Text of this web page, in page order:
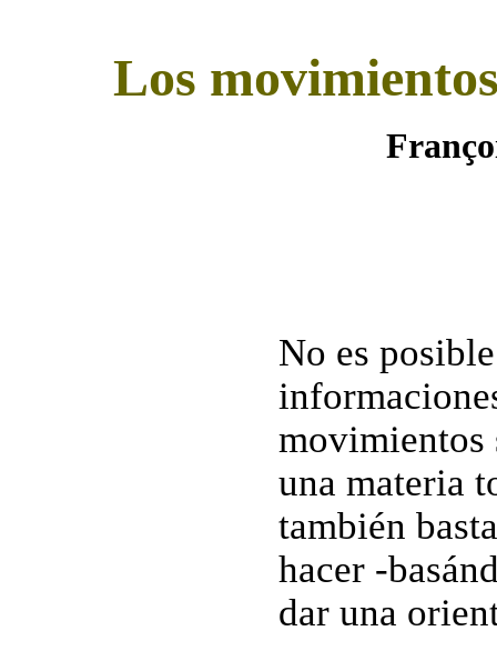
Los
No es
movimientos
una materia
también
hacer -
dar una